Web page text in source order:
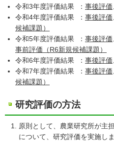
令和3年度評価結果 ： 事後評価
令和4年度評価結果 ： 事後評価
候補課題）
令和5年度評価結果 ： 事後評価
事前評価（R6新規候補課題）
令和6年度評価結果 ： 事後評価
令和7年度評価結果 ： 事後評価
候補課題）
研究評価の方法
原則として、農業研究所が主
について、研究評価を実施しま